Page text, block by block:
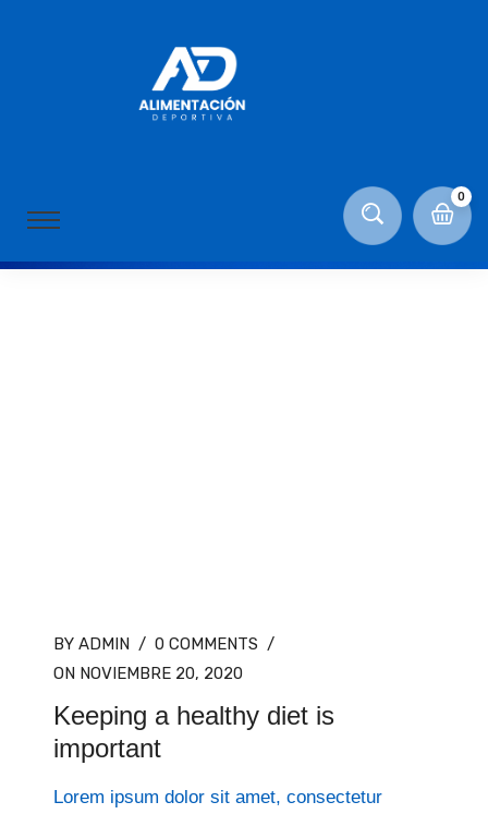
0
page-title
BY ADMIN / 0 COMMENTS /
ON NOVIEMBRE 20, 2020
Keeping a healthy diet is
important
Lorem ipsum dolor sit amet, consectetur